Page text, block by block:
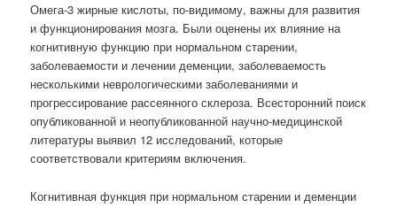
Омега-3 жирные кислоты, по-видимому, важны для развития
и функционирования мозга. Были оценены их влияние на
когнитивную функцию при нормальном старении,
заболеваемости и лечении деменции, заболеваемость
несколькими неврологическими заболеваниями и
прогрессирование рассеянного склероза. Всесторонний поиск
опубликованной и неопубликованной научно-медицинской
литературы выявил 12 исследований, которые
соответствовали критериям включения.
Когнитивная функция при нормальном старении и деменции